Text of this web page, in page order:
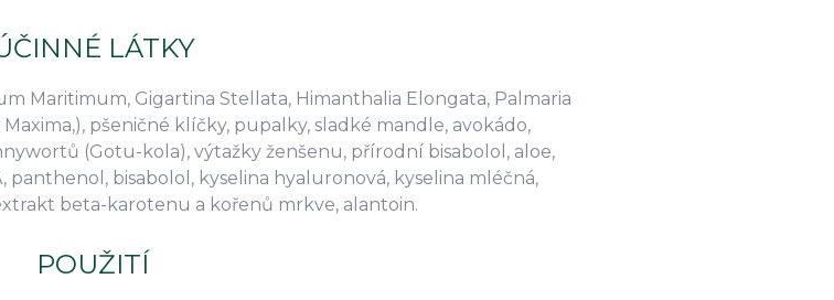
LÁTKY
Maritimum, Gigartina Stellata, Himanthalia Elongata, Palmaria
pšeničné klíčky, pupalky, sladké mandle, avokádo,
(Gotu-kola), výtažky ženšenu, přírodní bisabolol, aloe,
panthenol, bisabolol, kyselina hyaluronová, kyselina mléčná,
beta-karotenu a kořenů mrkve, alantoin.
POUŽITÍ